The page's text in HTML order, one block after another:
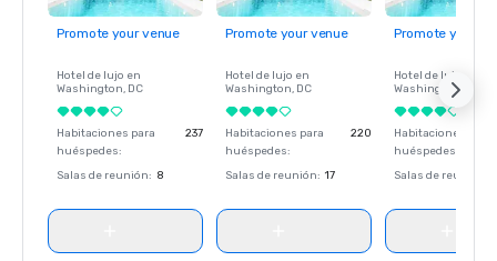
Promote your venue
Hotel de lujo en
Washington, DC
Habitaciones para
huéspedes:
237
Salas de reunión: 8
Promote your venue
Hotel de lujo en
Washington, DC
Habitaciones para
huéspedes:
220
Salas de reunión: 17
Promote your
Hotel de lujo en
Washington
Habitaciones para
huéspedes
Salas de reunión